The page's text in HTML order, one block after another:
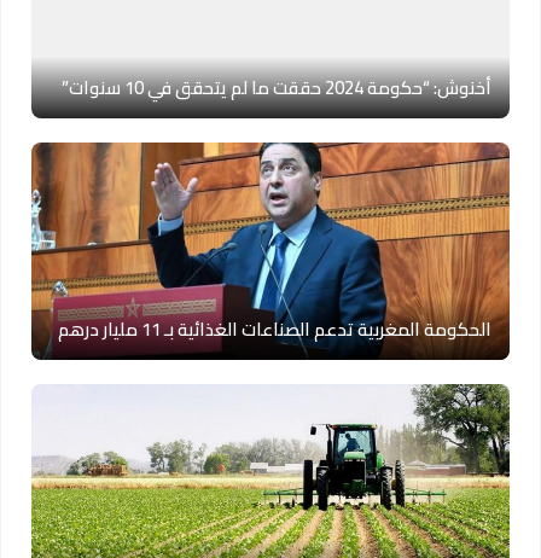
أخنوش: “حكومة 2024 حققت ما لم يتحقق في 10 سنوات”
الحكومة المغربية تدعم الصناعات الغذائية بـ 11 مليار درهم